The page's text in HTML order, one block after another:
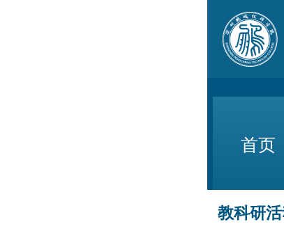
首页
教科研